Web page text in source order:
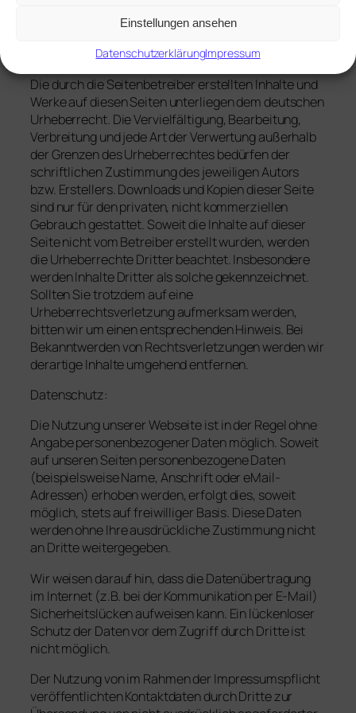
Einstellungen ansehen
DatenschutzerklärungImpressum
derartige Links umgehend entfernen.
Urheberrecht:
Die durch die Seitenbetreiber erstellten Inhalte und
Werke auf diesen Seiten unterliegen dem deutschen
Urheberrecht. Die Vervielfältigung, Bearbeitung,
Verbreitung und jede Art der Verwertung außerhalb
der Grenzen des Urheberrechtes bedürfen der
schriftlichen Zustimmung des jeweiligen Autors
bzw. Erstellers. Downloads und Kopien dieser Seite
sind nur für den privaten, nicht kommerziellen
Gebrauch gestattet. Soweit die Inhalte auf dieser
Seite nicht vom Betreiber erstellt wurden, werden
die Urheberrechte Dritter beachtet. Insbesondere
werden Inhalte Dritter als solche gekennzeichnet.
Sollten Sie trotzdem auf eine
Urheberrechtsverletzung aufmerksam werden,
bitten wir um einen entsprechenden Hinweis. Bei
Bekanntwerden von Rechtsverletzungen werden wir
derartige Inhalte umgehend entfernen.
Datenschutz:
Die Nutzung unserer Webseite ist in der Regel ohne
Angabe personenbezogener Daten möglich. Soweit
auf unseren Seiten personenbezogene Daten
(beispielsweise Name, Anschrift oder eMail-
Adressen) erhoben werden, erfolgt dies, soweit
möglich, stets auf freiwilliger Basis. Diese Daten
werden ohne Ihre ausdrückliche Zustimmung nicht
an Dritte weitergegeben.
Wir weisen darauf hin, dass die Datenübertragung
im Internet (z.B. bei der Kommunikation per E-Mail)
Sicherheitslücken aufweisen kann. Ein lückenloser
Schutz der Daten vor dem Zugriff durch Dritte ist
nicht möglich.
Der Nutzung von im Rahmen der Impressumspflicht
veröffentlichten Kontaktdaten durch Dritte zur